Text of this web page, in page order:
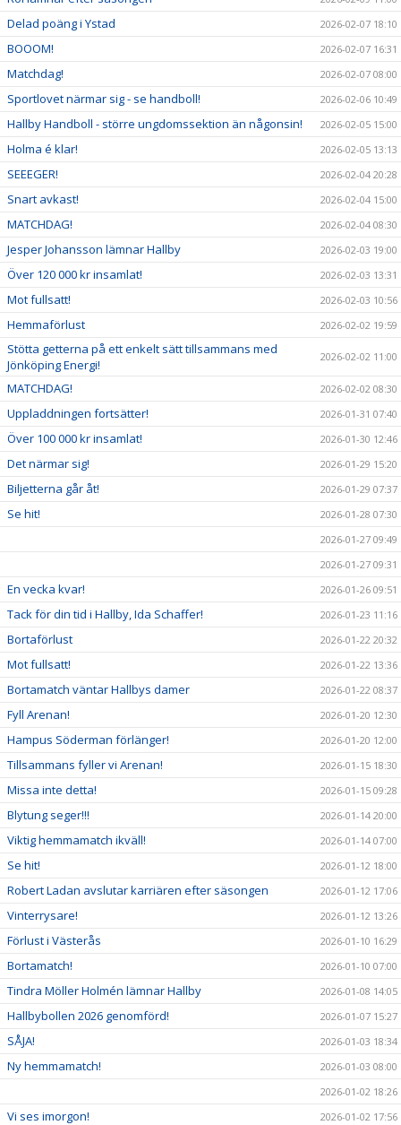
Delad poäng i Ystad 2026-02-07 18:10
BOOOM! 2026-02-07 16:31
Matchdag! 2026-02-07 08:00
Sportlovet närmar sig - se handboll! 2026-02-06 10:49
Hallby Handboll - större ungdomssektion än någonsin! 2026-02-05 15:00
Holma é klar! 2026-02-05 13:13
SEEEGER! 2026-02-04 20:28
Snart avkast! 2026-02-04 15:00
MATCHDAG! 2026-02-04 08:30
Jesper Johansson lämnar Hallby 2026-02-03 19:00
Över 120 000 kr insamlat! 2026-02-03 13:31
Mot fullsatt! 2026-02-03 10:56
Hemmaförlust 2026-02-02 19:59
Stötta getterna på ett enkelt sätt tillsammans med
Jönköping Energi!
2026-02-02 11:00
MATCHDAG! 2026-02-02 08:30
Uppladdningen fortsätter! 2026-01-31 07:40
Över 100 000 kr insamlat! 2026-01-30 12:46
Det närmar sig! 2026-01-29 15:20
Biljetterna går åt! 2026-01-29 07:37
Se hit!
2026-01-28 07:30
2026-01-27 09:49
2026-01-27 09:31
En vecka kvar! 2026-01-26 09:51
Tack för din tid i Hallby, Ida Schaffer! 2026-01-23 11:16
Bortaförlust 2026-01-22 20:32
Mot fullsatt! 2026-01-22 13:36
Bortamatch väntar Hallbys damer 2026-01-22 08:37
Fyll Arenan! 2026-01-20 12:30
Hampus Söderman förlänger! 2026-01-20 12:00
Tillsammans fyller vi Arenan! 2026-01-15 18:30
Missa inte detta! 2026-01-15 09:28
Blytung seger!!! 2026-01-14 20:00
Viktig hemmamatch ikväll! 2026-01-14 07:00
Se hit! 2026-01-12 18:00
Robert Ladan avslutar karriären efter säsongen 2026-01-12 17:06
Vinterrysare! 2026-01-12 13:26
Förlust i Västerås 2026-01-10 16:29
Bortamatch! 2026-01-10 07:00
Tindra Möller Holmén lämnar Hallby 2026-01-08 14:05
Hallbybollen 2026 genomförd! 2026-01-07 15:27
SÅJA! 2026-01-03 18:34
Ny hemmamatch!
2026-01-03 08:00
2026-01-02 18:26
Vi ses imorgon! 2026-01-02 17:56